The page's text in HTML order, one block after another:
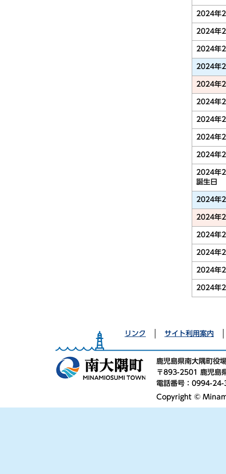
2024年
2024年
2024年
2024年
2024年
2024年
2024年
2024年
2024年
2024年
誕生日
2024年
2024年
2024年
2024年
2024年
2024年
リンク サイト利用案内
鹿児島県南大隅町役
〒893-2501 鹿児島
電話番号：0994-
Copyright ©